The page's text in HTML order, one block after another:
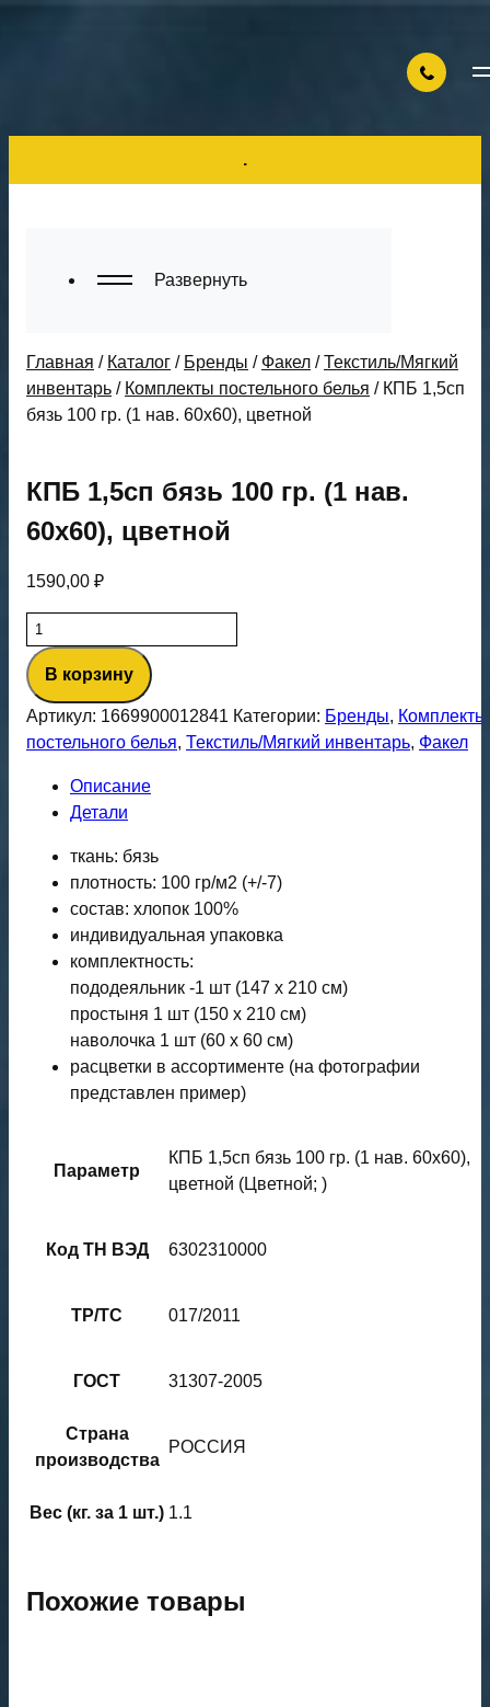
.
Главная / Каталог / Бренды / Факел /Текстиль/Мягкий
инвентарь / Комплекты постельного белья / КПБ 1,5сп
бязь 100 гр. (1 нав. 60х60), цветной
КПБ 1,5сп бязь 100 гр. (1 нав.
60х60), цветной
1590,00 ₽
Количество
товара
КПБ
1,5сп
бязь
100
60х60),
цветной
В корзину
Артикул: 1669900012841 Категории: Бренды, Комплекты
постельного белья, Текстиль/Мягкий инвентарь, Факел
Описание
Детали
ткань: бязь
плотность: 100 гр/м2 (+/-7)
состав: хлопок 100%
индивидуальная упаковка
комплектность:
пододеяльник -1 шт (147 х 210 см)
простыня 1 шт (150 х 210 см)
наволочка 1 шт (60 х 60 см)
расцветки в ассортименте (на фотографии
представлен пример)
Параметр
КПБ 1,5сп бязь 100 гр. (1 нав. 60х60),
цветной (Цветной; )
Код ТН ВЭД 6302310000
ТР/ТС 017/2011
ГОСТ 31307-2005
Страна
производства
РОССИЯ
Вес (кг. за 1 шт.) 1.1
Похожие товары
Развернуть